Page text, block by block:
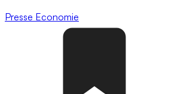
Presse Economie